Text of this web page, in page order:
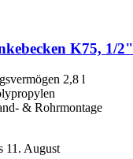
K75, 1/2"
2,8 l
& Rohrmontage
11. August